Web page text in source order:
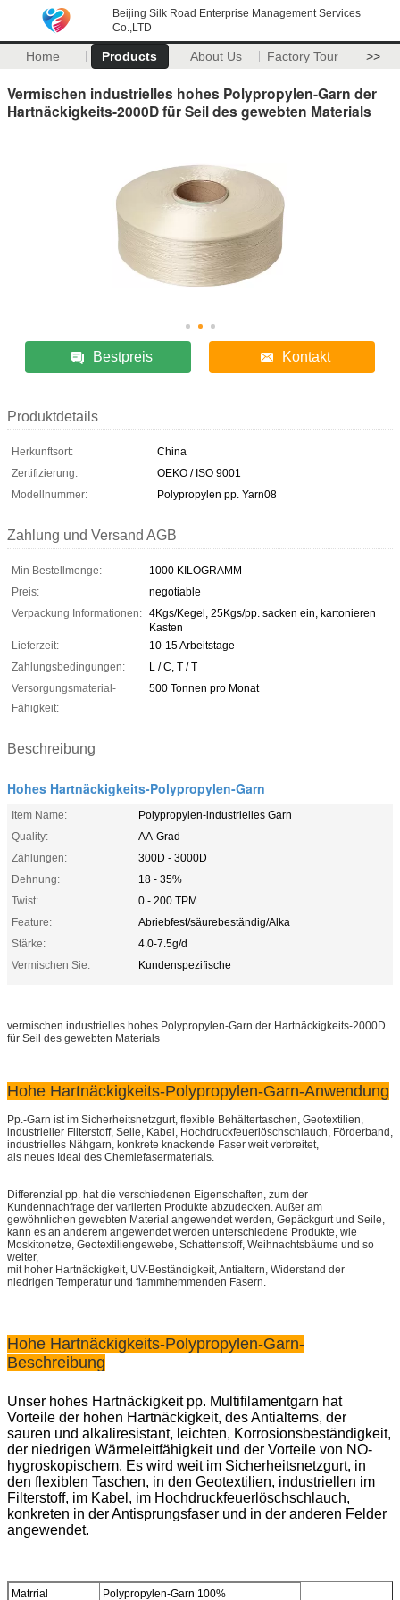
Beijing Silk Road Enterprise Management Services
Co.,LTD
Home Products About Us Factory Tour >>
Vermischen industrielles hohes Polypropylen-Garn der
Hartnäckigkeits-2000D für Seil des gewebten Materials
Bestpreis Kontakt
Produktdetails
Herkunftsort:
China
Zertifizierung:
OEKO / ISO 9001
Modellnummer:
Polypropylen pp. Yarn08
Zahlung und Versand AGB
Min Bestellmenge:
1000 KILOGRAMM
Preis:
negotiable
Verpackung Informationen: 4Kgs/Kegel, 25Kgs/pp. sacken ein, kartonieren
Kasten
Lieferzeit:
10-15 Arbeitstage
Zahlungsbedingungen:
L / C, T / T
Versorgungsmaterial-
Fähigkeit:
500 Tonnen pro Monat
Beschreibung
Hohes Hartnäckigkeits-Polypropylen-Garn
Item Name:
Polypropylen-industrielles Garn
Quality:
AA-Grad
Zählungen:
300D - 3000D
Dehnung:
18 - 35%
Twist:
0 - 200 TPM
Feature:
Abriebfest/säurebeständig/Alka
Stärke:
4.0-7.5g/d
Vermischen Sie:
Kundenspezifische
vermischen industrielles hohes Polypropylen-Garn der Hartnäckigkeits-2000D
für Seil des gewebten Materials
Hohe Hartnäckigkeits-Polypropylen-Garn-Anwendung
Pp.-Garn ist im Sicherheitsnetzgurt, flexible Behältertaschen, Geotextilien,
industrieller Filterstoff, Seile, Kabel, Hochdruckfeuerlöschschlauch, Förderband,
industrielles Nähgarn, konkrete knackende Faser weit verbreitet,
als neues Ideal des Chemiefasermaterials.
Differenzial pp. hat die verschiedenen Eigenschaften, zum der
Kundennachfrage der variierten Produkte abzudecken. Außer am
gewöhnlichen gewebten Material angewendet werden, Gepäckgurt und Seile,
kann es an anderem angewendet werden unterschiedene Produkte, wie
Moskitonetze, Geotextiliengewebe, Schattenstoff, Weihnachtsbäume und so
weiter,
mit hoher Hartnäckigkeit, UV-Beständigkeit, Antialtern, Widerstand der
niedrigen Temperatur und flammhemmenden Fasern.
Hohe Hartnäckigkeits-Polypropylen-Garn-
Beschreibung
Unser hohes Hartnäckigkeit pp. Multifilamentgarn hat
Vorteile der hohen Hartnäckigkeit, des Antialterns, der
sauren und alkaliresistant, leichten, Korrosionsbeständigkeit,
der niedrigen Wärmeleitfähigkeit und der Vorteile von NO-
hygroskopischem. Es wird weit im Sicherheitsnetzgurt, in
den flexiblen Taschen, in den Geotextilien, industriellen im
Filterstoff, im Kabel, im Hochdruckfeuerlöschschlauch,
konkreten in der Antisprungsfaser und in der anderen Felder
angewendet.
Matrrial Polypropylen-Garn 100%